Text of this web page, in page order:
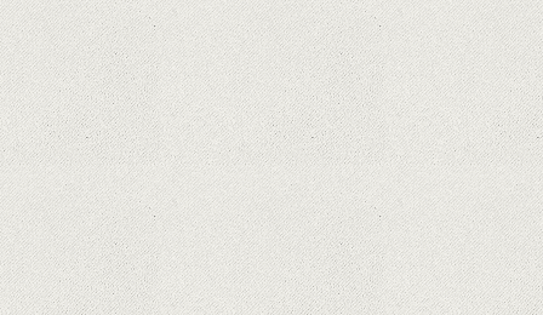
Microsoft lucrează la dezvoltarea unui procesor
proprietar pentru dispozitivele Surface
Hoții de telefoane dezvăluie cum fură și banii
victimelor, folosind doar cartela SIM
Samsung Galaxy S21 Ultra: cel mai bun telefon